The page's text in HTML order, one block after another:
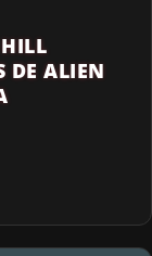
DE ALIEN